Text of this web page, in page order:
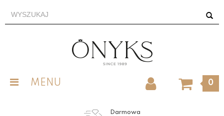
MENU 0
Grawer obrączek